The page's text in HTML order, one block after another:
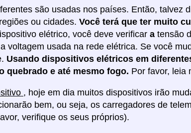
são usadas nos países. Então, talvez
ou cidades. Você terá que ter muito
elétrico, você deve verificar a tensão
voltagem usada na rede elétrica. Se você
Usando dispositivos elétricos em
quebrado e até mesmo fogo. Por favor, leia
, hoje em dia muitos dispositivos irão
bem, ou seja, os carregadores de
verifique os seus próprios).